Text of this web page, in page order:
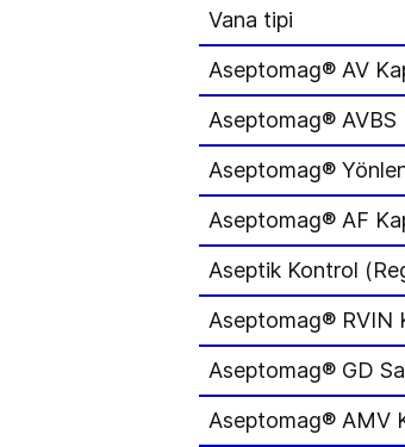
Vana tipi
Aseptomag® AV
Aseptomag® AVBS
Aseptomag®
Aseptomag® AF
Aseptik Kontrol
Aseptomag® RVIN
Aseptomag® GD
Aseptomag® AMV